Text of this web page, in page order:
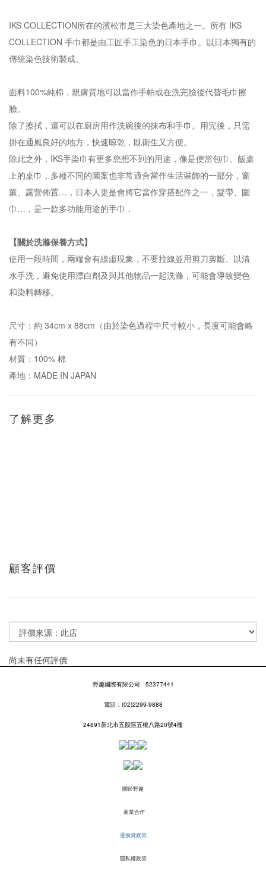
IKS COLLECTION所在的濱松市是三大染色產地之一。所有 IKS
COLLECTION 手巾都是由工匠手工染色的日本手巾。以日本獨有的
傳統染色技術製成。
面料100%純棉，親膚質地可以當作手帕或在洗完臉後代替毛巾擦
臉。
除了擦拭，還可以在廚房用作洗碗後的抹布和手巾。用完後，只需
掛在通風良好的地方，快速晾乾，既衛生又方便。
除此之外，IKS手染巾有更多您想不到的用途，像是便當包巾、飯桌
上的桌巾，多種不同的圖案也非常適合當作生活裝飾的一部分，窗
簾、露營佈置…，日本人更是會將它當作穿搭配件之一，髮帶、圍
巾…，是一款多功能用途的手巾．
【關於洗滌保養方式】
使用一段時間，兩端會有線虛現象，不要拉線並用剪刀剪斷。以清
水手洗，避免使用漂白劑及與其他物品一起洗滌，可能會導致變色
和染料轉移。
尺寸：約 34cm x 88cm（由於染色過程中尺寸較小，長度可能會略
有不同）
材質：100% 棉
產地：MADE IN JAPAN
了解更多
顧客評價
尚未有任何評價
野趣國際有限公司 52377441
電話：(02)2299-9888
24891新北市五股區五權八路20號4樓
關於野趣
商業合作
退換貨政策
隱私權政策